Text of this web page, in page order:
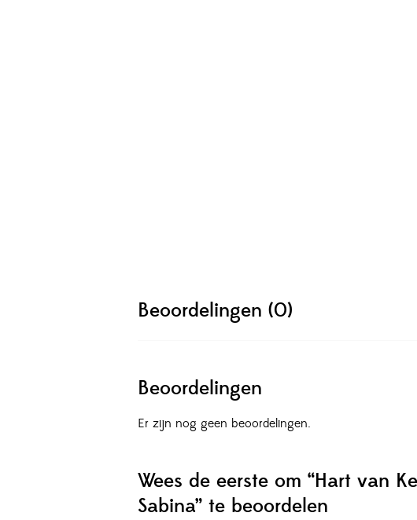
Beoordelingen (0)
Beoordelingen
Er zijn nog geen beoordelingen.
Wees de eerste om “Hart van
Sabina” te beoordelen